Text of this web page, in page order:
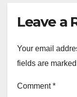
Leave a
Your email
fields are marked
Comment*